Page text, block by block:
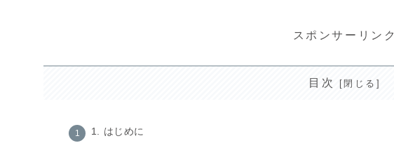
スポンサーリンク
目次
1. はじめに